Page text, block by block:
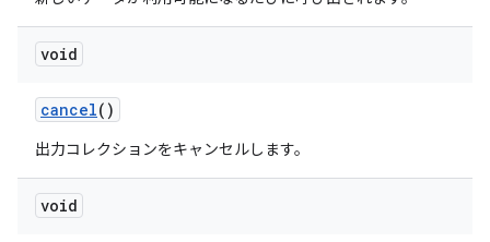
void
cancel()
出力コレクションをキャンセルします。
void